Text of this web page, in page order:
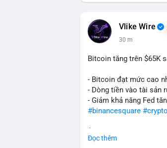
📰 Nguồn: CoinDesk
Vlike Wire
30 m
Bitcoin tăng trên $65K
- Bitcoin đạt mức cao
- Dòng tiền vào tài sản
- Giảm khả năng Fed
#binancesquare
Đọc thêm